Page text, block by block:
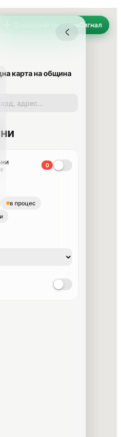
Докладвай проблемСигнал
карта на община
0
в процес